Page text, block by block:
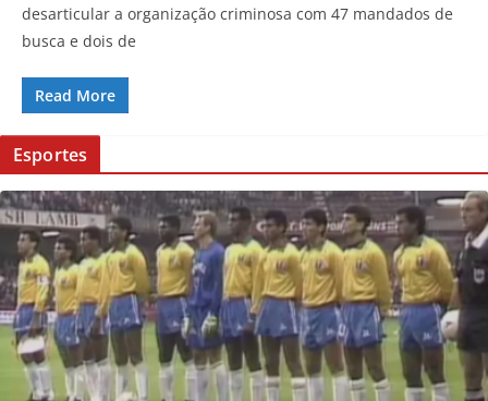
desarticular a organização criminosa com 47 mandados de
busca e dois de
Read More
Esportes